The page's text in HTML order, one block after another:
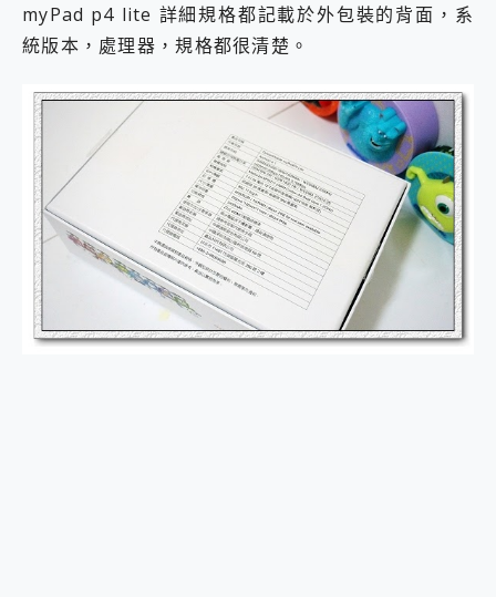
myPad p4 lite 詳細規格都記載於外包裝的背面，系
統版本，處理器，規格都很清楚。